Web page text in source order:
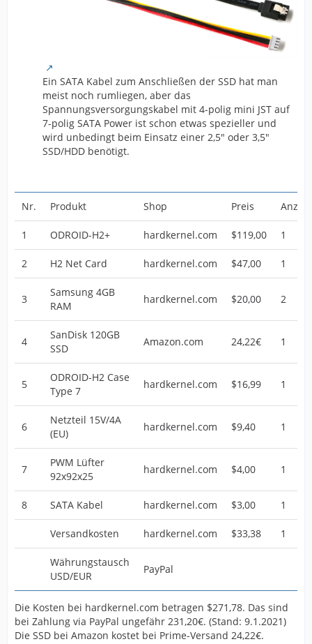
Ein SATA Kabel zum Anschließen der SSD hat man
meist noch rumliegen, aber das
Spannungsversorgungskabel mit 4-polig mini JST auf
7-polig SATA Power ist schon etwas spezieller und
wird unbedingt beim Einsatz einer 2,5" oder 3,5"
SSD/HDD benötigt.
Nr. Produkt Shop Preis Anzahl
1 ODROID-H2+ hardkernel.com $119,00 1
2 H2 Net Card hardkernel.com $47,00 1
3
Samsung 4GB
RAM
hardkernel.com $20,00 2
4
SanDisk 120GB
SSD
Amazon.com 24,22€ 1
5
ODROID-H2 Case
Type 7
hardkernel.com $16,99 1
6
Netzteil 15V/4A
(EU)
hardkernel.com $9,40 1
7
PWM Lüfter
92x92x25
hardkernel.com $4,00 1
8 SATA Kabel hardkernel.com $3,00 1
Versandkosten hardkernel.com $33,38 1
Währungstausch
USD/EUR
PayPal
Die Kosten bei hardkernel.com betragen $271,78. Das sind
bei Zahlung via PayPal ungefähr 231,20€. (Stand: 9.1.2021)
Die SSD bei Amazon kostet bei Prime-Versand 24,22€.